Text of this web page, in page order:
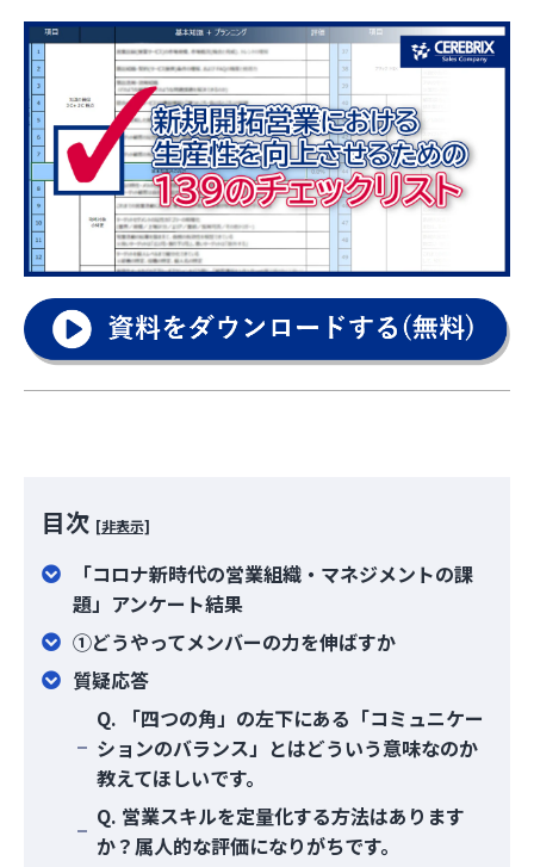
目次 [非表示]
「コロナ新時代の営業組織・マネジメントの課
題」アンケート結果
①どうやってメンバーの力を伸ばすか
質疑応答
Q. 「四つの角」の左下にある「コミュニケー
ションのバランス」とはどういう意味なのか
教えてほしいです。
Q. 営業スキルを定量化する方法はあります
か？属人的な評価になりがちです。